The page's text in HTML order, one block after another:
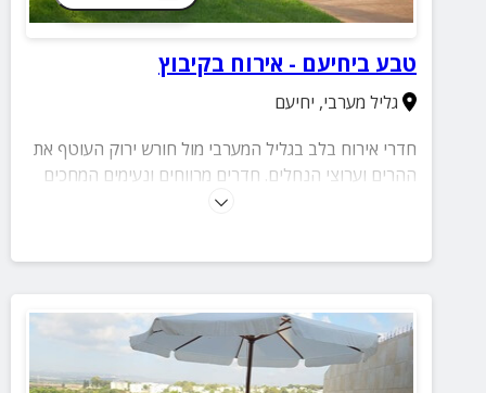
טבע ביחיעם - אירוח בקיבוץ
גליל מערבי, יחיעם
חדרי אירוח בלב בגליל המערבי מול חורש ירוק העוטף את
ההרים וערוצי הנחלים. חדרים מרווחים ונעימים המחכים
רק לכם. האתר נמצא בקרבת אטרקציות רבות ומסלולי